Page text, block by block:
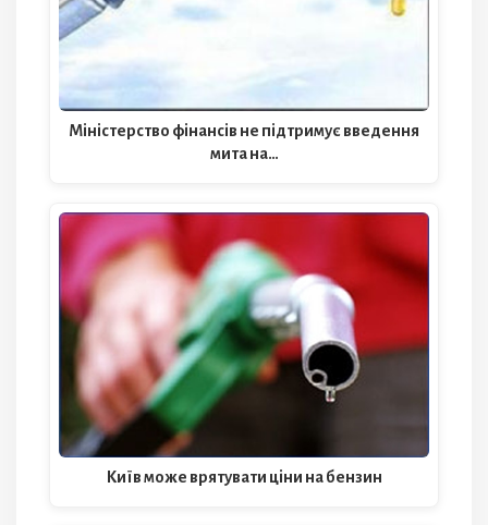
Міністерство фінансів не підтримує введення
мита на…
Київ може врятувати ціни на бензин